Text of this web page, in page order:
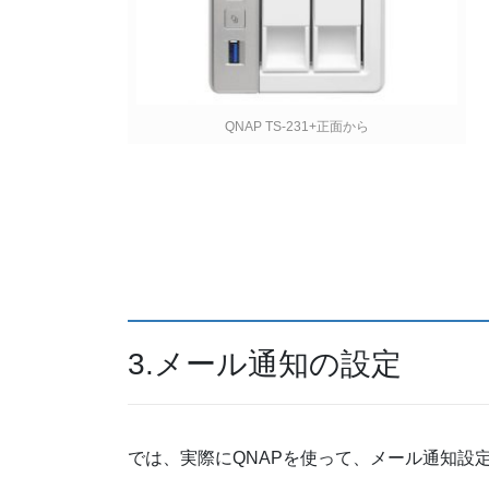
QNAP TS-231+正面から
3.メール通知の設定
では、実際にQNAPを使って、メール通知設